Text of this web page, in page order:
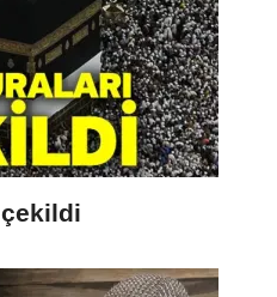
çekildi